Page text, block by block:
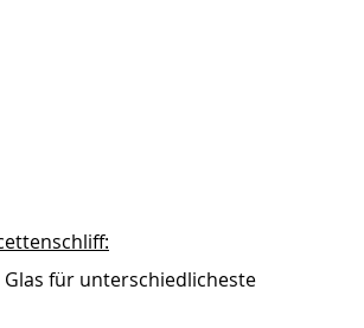
für unterschiedlicheste